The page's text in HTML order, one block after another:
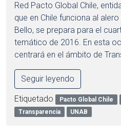
Red Pacto Global Chile,
que en Chile funciona al
Bello, se prepara para el
temático de 2016. En esta
centrará en el ámbito de
Seguir leyendo
Etiquetado Pacto Global Chile
Transparencia
UNAB